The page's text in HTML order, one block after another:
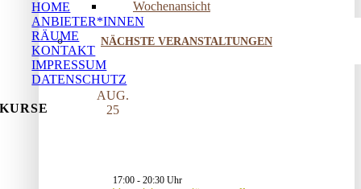
Wochenansicht
NÄCHSTE VERANSTALTUNGEN
AUG.
25
17:00 - 20:30
HOME
ANBIETER*INNEN
RÄUME
KONTAKT
IMPRESSUM
DATENSCHUTZ
KURSE